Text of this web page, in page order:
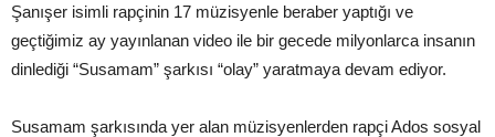
Şanışer isimli rapçinin 17 müzisyenle beraber yaptığı ve
geçtiğimiz ay yayınlanan video ile bir gecede milyonlarca insanın
dinlediği “Susamam” şarkısı “olay” yaratmaya devam ediyor.
Susamam şarkısında yer alan müzisyenlerden rapçi Ados sosyal